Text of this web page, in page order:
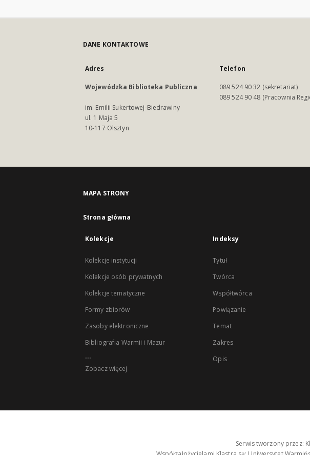
DANE KONTAKTOWE
Adres
Wojewódzka Biblioteka Publiczna
im. Emilii Sukertowej-Biedrawiny
ul. 1 Maja 5
10-117 Olsztyn
Telefon
089 524 90 32 (sekretariat)
089 524 90 48 (Pracownia
MAPA STRONY
Strona główna
Kolekcje
Kolekcje instytucji
Kolekcje osób prywatnych
Kolekcje tematyczne
Formy zbiorów
Zasoby elektroniczne
Bibliografia Warmii i Mazur
...
Zobacz więcej
Indeksy
Tytuł
Twórca
Współtwórca
Powiązanie
Temat
Zakres
Opis
Serwis tworzony przez: